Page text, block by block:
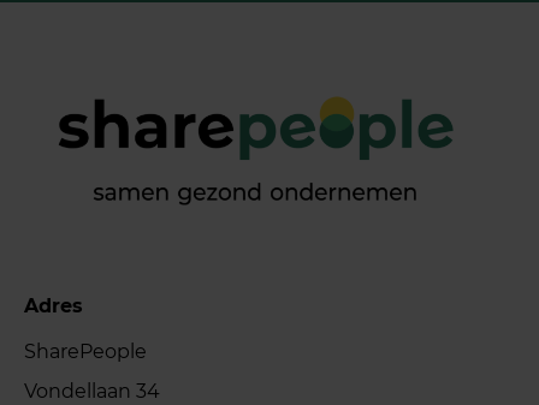
Adres
SharePeople
Vondellaan 34